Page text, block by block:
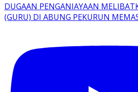
DUGAAN PENGANIAYAAN
(GURU) DI ABUNG PEKURUN